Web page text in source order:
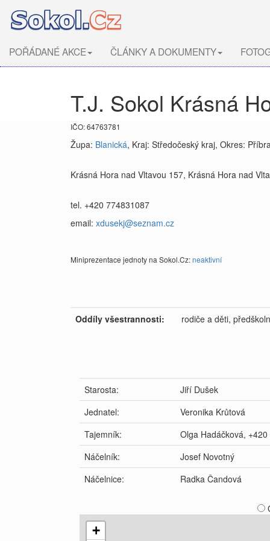
POŘÁDANÉ AKCE ČLÁNKY A DOKUMENTY
T.J. Sokol Krásná
IČO: 64763781
Župa: Blanická, Kraj: Středočeský kraj, Okres:
Krásná Hora nad Vltavou 157, Krásná Hora nad
tel. +420 774831087
email: xdusekj@seznam.cz
Miniprezentace jednoty na Sokol.Cz:neaktivní
Oddíly všestrannosti: rodiče a děti,
Starosta:
Jiří Dušek
Jednatel:
Veronika Krůtová
Tajemník:
Olga Hadáčková,
Náčelník:
Josef Novotný
Náčelnice:
Radka Čandová
+